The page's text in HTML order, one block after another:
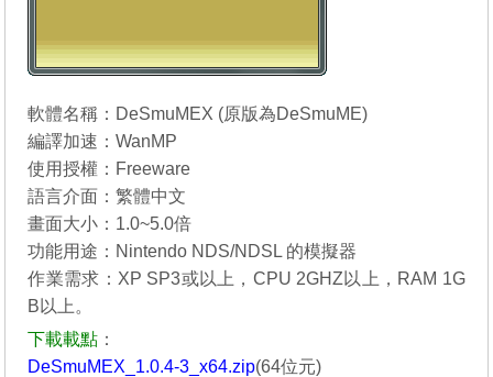
軟體名稱：DeSmuMEX (原版為DeSmuME)
編譯加速：WanMP
使用授權：Freeware
語言介面：繁體中文
畫面大小：1.0~5.0倍
功能用途：Nintendo NDS/NDSL 的模擬器
作業需求：XP SP3或以上，CPU 2GHZ以上，RAM 1G
B以上。
下載載點 ：
DeSmuMEX_1.0.4-3_x64.zip(64位元)